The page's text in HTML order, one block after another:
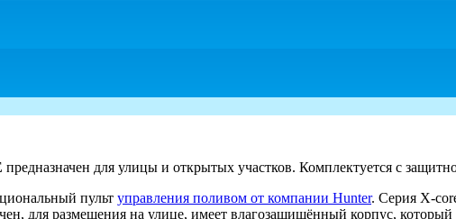
предназначен для улицы и открытых участков. Комплектуется с
пульт управления поливом от компании Hunter. Серия X-
для размещения на улице, имеет влагозащищённый корпус,